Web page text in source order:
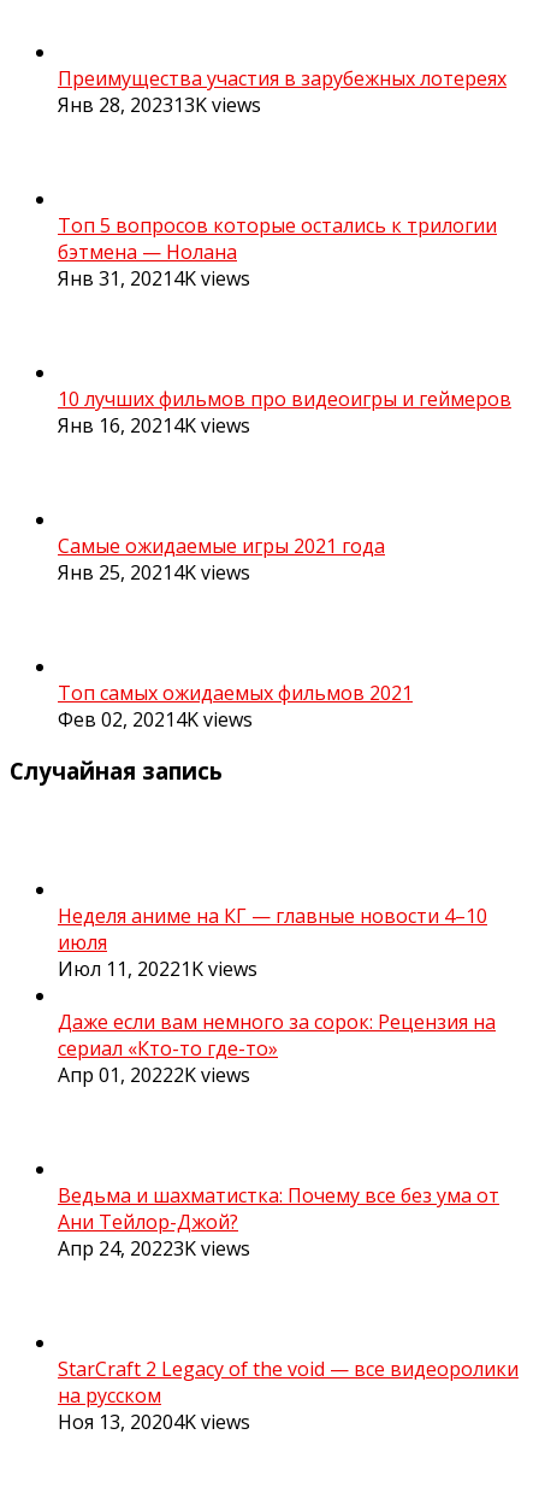
Преимущества участия в зарубежных лотереях
Янв 28, 202313Kviews
Топ 5 вопросов которые остались к трилогии
бэтмена — Нолана
Янв 31, 20214Kviews
10 лучших фильмов про видеоигры и геймеров
Янв 16, 20214Kviews
Самые ожидаемые игры 2021 года
Янв 25, 20214Kviews
Топ самых ожидаемых фильмов 2021
Фев 02, 20214Kviews
Случайная запись
Неделя аниме на КГ — главные новости 4–10
июля
Июл 11, 20221Kviews
Даже если вам немного за сорок: Рецензия на
сериал «Кто-то где-то»
Апр 01, 20222Kviews
Ведьма и шахматистка: Почему все без ума от
Ани Тейлор-Джой?
Апр 24, 20223Kviews
StarCraft 2 Legacy of the void — все видеоролики
на русском
Ноя 13, 20204Kviews